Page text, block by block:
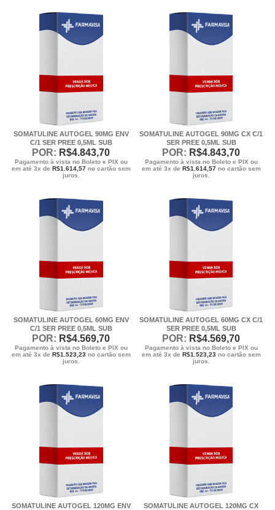
SOMATULINE AUTOGEL 90MG ENV
C/1 SER PREE 0,5ML SUB
POR: R$4.843,70
Pagamento à vista no Boleto e PIX ou
em até 3x de R$1.614,57no cartão sem
juros.
SOMATULINE AUTOGEL 90MG CX C/1
SER PREE 0,5ML SUB
POR: R$4.843,70
Pagamento à vista no Boleto e PIX ou
em até 3x de R$1.614,57no cartão sem
juros.
SOMATULINE AUTOGEL 60MG ENV
C/1 SER PREE 0,5ML SUB
POR: R$4.569,70
Pagamento à vista no Boleto e PIX ou
em até 3x de R$1.523,23no cartão sem
juros.
SOMATULINE AUTOGEL 60MG CX C/1
SER PREE 0,5ML SUB
POR: R$4.569,70
Pagamento à vista no Boleto e PIX ou
em até 3x de R$1.523,23no cartão sem
juros.
SOMATULINE AUTOGEL 120MG ENV
SOMATULINE AUTOGEL 120MG CX